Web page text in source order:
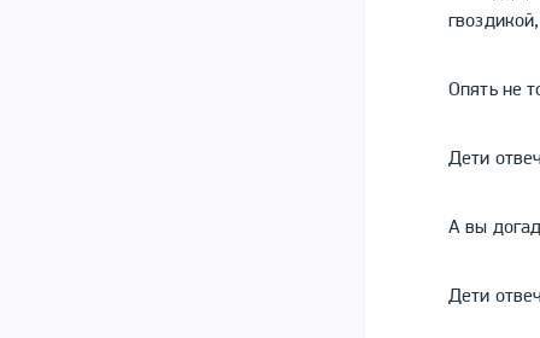
Опять не
Дети
А вы
Дети